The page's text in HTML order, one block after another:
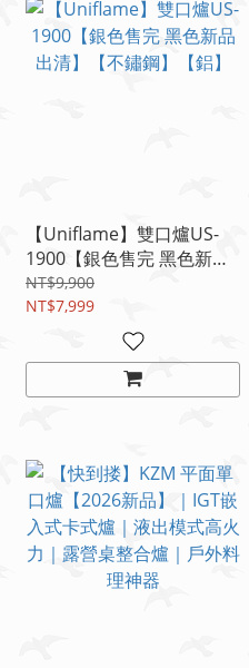
【Uniflame】雙口爐US-
1900【銀色售完 黑色新品
出清】【不鏽鋼】【鋁】
NT$9,900
NT$7,999